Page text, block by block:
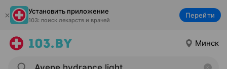
Установить приложение
103: поиск лекарств и врачей
Перейти
Минск